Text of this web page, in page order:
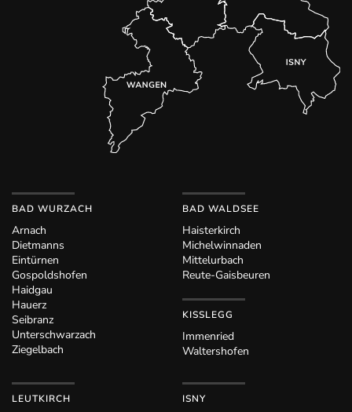
BAD WURZACH
Arnach
Dietmanns
Eintürnen
Gospoldshofen
Haidgau
Hauerz
Seibranz
Unterschwarzach
Ziegelbach
BAD WALDSEE
Haisterkirch
Michelwinnaden
Mittelurbach
Reute-Gaisbeuren
KISSLEGG
Immenried
Waltershofen
LEUTKIRCH ISNY